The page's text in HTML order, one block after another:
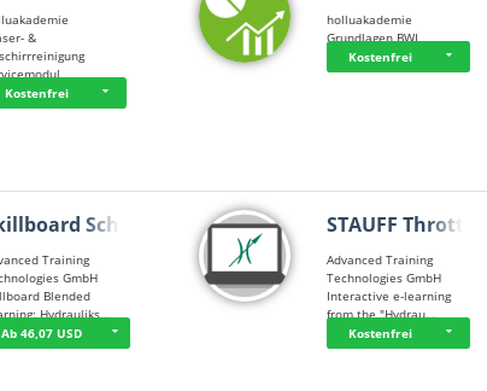
&
Kostenfrei
holluakademie
Grundlagen BWL
Kostenfrei
Schl…
Training
GmbH
Blended
Hydrauliks…
Ab 46,07 USD
STAUFF Throttle…
Advanced Training
Technologies GmbH
Interactive e-learning
from the "Hydrau…
Kostenfrei